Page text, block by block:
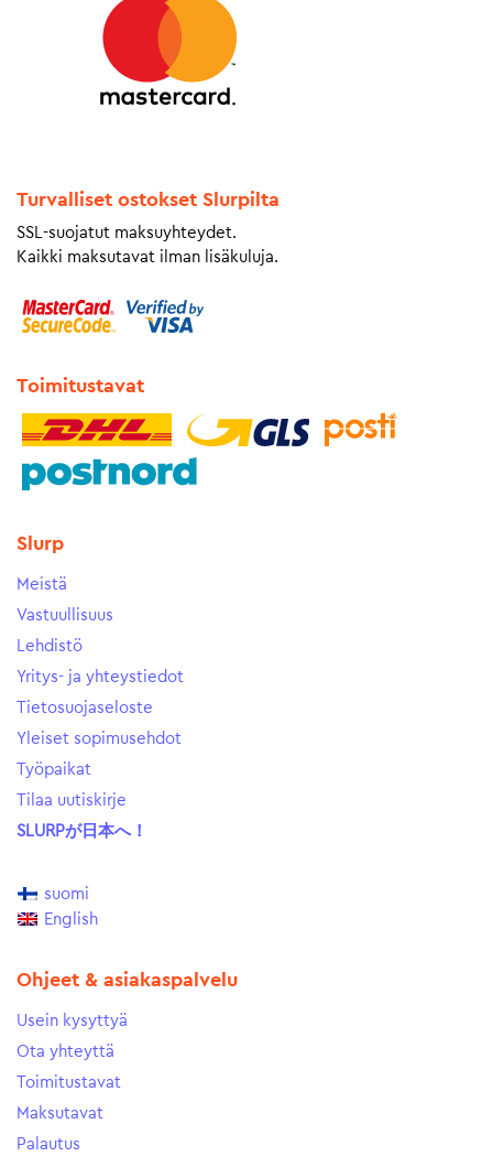
Turvalliset ostokset Slurpilta
SSL-suojatut maksuyhteydet.
Kaikki maksutavat ilman lisäkuluja.
Toimitustavat
Slurp
Meistä
Vastuullisuus
Lehdistö
Yritys- ja yhteystiedot
Tietosuojaseloste
Yleiset sopimusehdot
Työpaikat
Tilaa uutiskirje
SLURPが日本へ！
suomi
English
Ohjeet & asiakaspalvelu
Usein kysyttyä
Ota yhteyttä
Toimitustavat
Maksutavat
Palautus